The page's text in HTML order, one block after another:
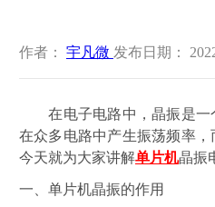
作者： 宇凡微 发布日期：
在电子电路中，晶振是一
在众多电路中产生振荡频率，
今天就为大家讲解单片机晶振
一、单片机晶振的作用